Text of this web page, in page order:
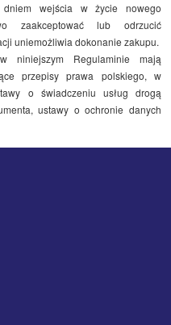
dniem wejścia w życie nowego
zaakceptować lub odrzucić
uniemożliwia dokonanie zakupu.
niniejszym Regulaminie mają
przepisy prawa polskiego, w
o świadczeniu usług drogą
ustawy o ochronie danych